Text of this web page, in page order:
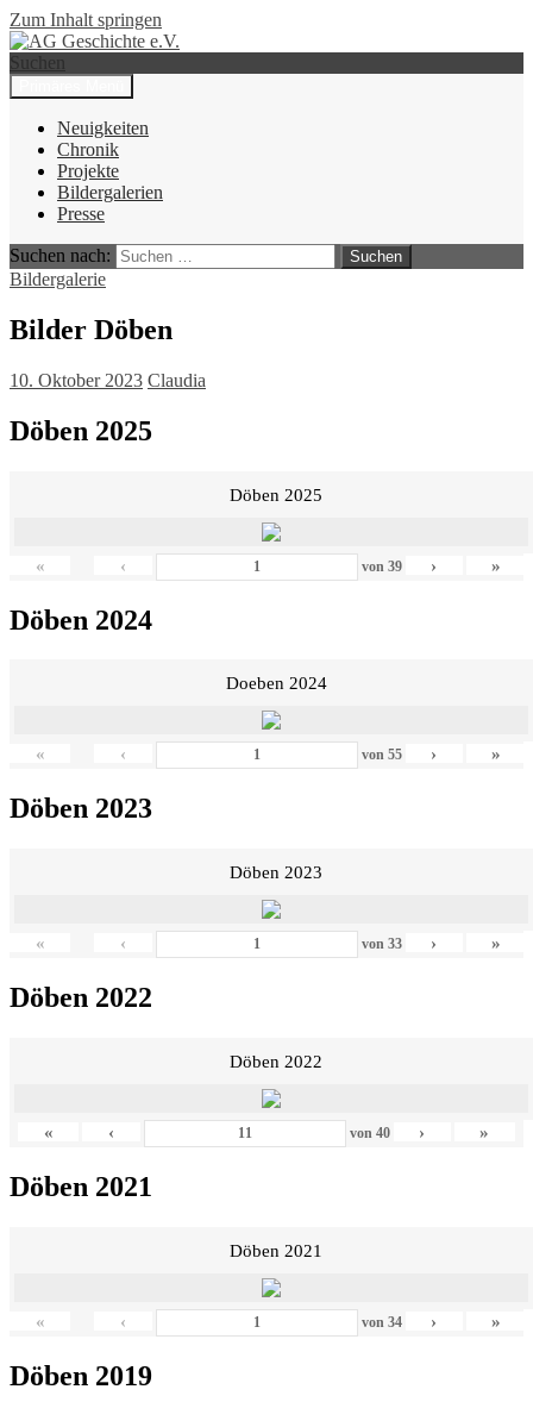
Zum Inhalt springen
AG Geschichte e.V.
Suchen
Neuigkeiten
Chronik
Projekte
Bildergalerien
Presse
Suchen nach:
Bildergalerie
Bilder Döben
10. Oktober 2023 Claudia
Döben 2025
Döben 2025
« ‹ von 39 › »
Döben 2024
Doeben 2024
« ‹ von 55 › »
Döben 2023
Döben 2023
« ‹ von 33 › »
Döben 2022
Döben 2022
« ‹ von 40 › »
Döben 2021
Döben 2021
« ‹ von 34 › »
Döben 2019